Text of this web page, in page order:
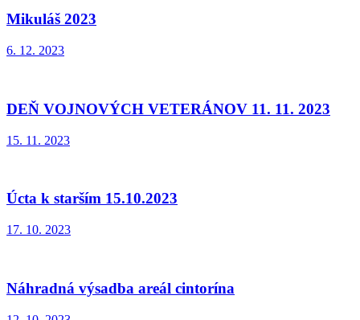
Mikuláš 2023
6. 12. 2023
DEŇ VOJNOVÝCH VETERÁNOV 11. 11. 2023
15. 11. 2023
Úcta k starším 15.10.2023
17. 10. 2023
Náhradná výsadba areál cintorína